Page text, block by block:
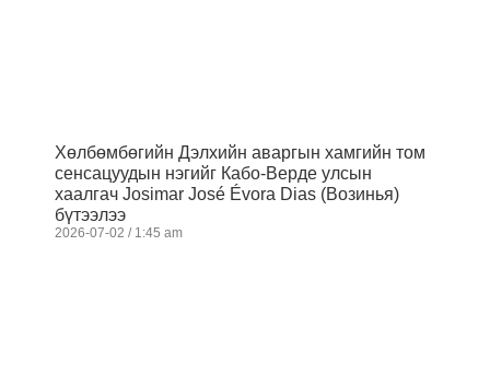
Хөлбөмбөгийн Дэлхийн аваргын хамгийн том
сенсацуудын нэгийг Кабо-Верде улсын
хаалгач Josimar José Évora Dias (Возинья)
бүтээлээ
2026-07-02 1:45 am